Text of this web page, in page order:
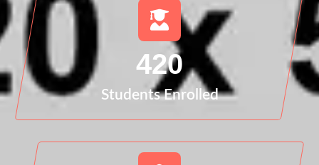
420
Students Enrolled